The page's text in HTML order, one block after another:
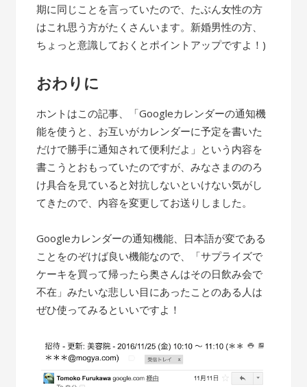
期に同じことを言っていたので、たぶん女性の方
はこれ思う方がたくさんいます。新婚男性の方、
ちょっと意識しておくとポイントアップですよ！)
おわりに
ホントはこの記事、「Googleカレンダーの通知機
能を使うと、お互いがカレンダーに予定を書いた
だけで勝手に通知されて便利だよ」という内容を
書こうとおもっていたのですが、みなさまののろ
け具合を見ていると対抗しないといけない気がし
てきたので、内容を変更してお送りしました。
Googleカレンダーの通知機能、日本語が変である
ことをのぞけば良い機能なので、「サプライズで
ケーキを買って帰ったら奥さんはその日飲み会で
不在」みたいな悲しい目にあったことのある人は
ぜひ使ってみるといいですよ！